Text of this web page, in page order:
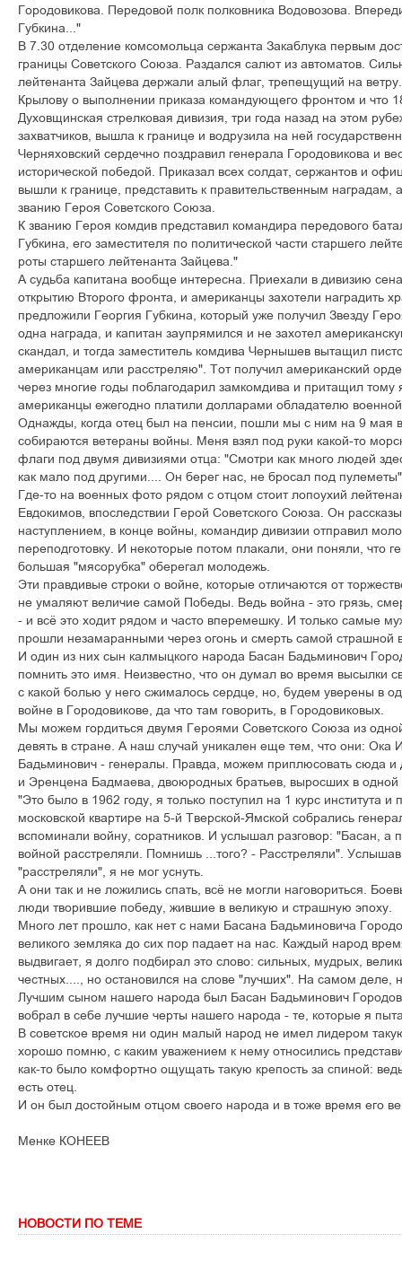
Городовикова. Передовой полк полковника Водовозова.
Губкина..."
В 7.30 отделение комсомольца сержанта Закаблука первым
границы Советского Союза. Раздался салют из автоматов.
лейтенанта Зайцева держали алый флаг, трепещущий на
Крылову о выполнении приказа командующего фронтом и что
Духовщинская стрелковая дивизия, три года назад на этом
захватчиков, вышла к границе и водрузила на ней
Черняховский сердечно поздравил генерала Городовикова и
исторической победой. Приказал всех солдат, сержантов и
вышли к границе, представить к правительственным наградам,
званию Героя Советского Союза.
К званию Героя комдив представил командира передового
Губкина, его заместителя по политической части старшего
роты старшего лейтенанта Зайцева."
А судьба капитана вообще интересна. Приехали в дивизию
открытию Второго фронта, и американцы захотели наградить
предложили Георгия Губкина, который уже получил Звезду
одна награда, и капитан заупрямился и не захотел
скандал, и тогда заместитель комдива Чернышев вытащил
американцам или расстреляю". Тот получил американский
через многие годы поблагодарил замкомдива и притащил тому
американцы ежегодно платили долларами обладателю
Однажды, когда отец был на пенсии, пошли мы с ним на 9 мая в
собираются ветераны войны. Меня взял под руки какой-то
флаги под двумя дивизиями отца: "Смотри как много людей
как мало под другими.... Он берег нас, не бросал под
Где-то на военных фото рядом с отцом стоит лопоухий
Евдокимов, впоследствии Герой Советского Союза. Он
наступлением, в конце войны, командир дивизии отправил
переподготовку. И некоторые потом плакали, они поняли, что
большая "мясорубка" оберегал молодежь.
Эти правдивые строки о войне, которые отличаются от
не умаляют величие самой Победы. Ведь война - это грязь,
- и всё это ходит рядом и часто вперемешку. И только самые
прошли незамаранными через огонь и смерть самой страшной
И один из них сын калмыцкого народа Басан Бадьминович
помнить это имя. Неизвестно, что он думал во время высылки
с какой болью у него сжималось сердце, но, будем уверены в
войне в Городовикове, да что там говорить, в Городовиковых.
Мы можем гордиться двумя Героями Советского Союза из
девять в стране. А наш случай уникален еще тем, что они: Ока
Бадьминович - генералы. Правда, можем приплюсовать сюда и
и Эренцена Бадмаева, двоюродных братьев, выросших в одной
"Это было в 1962 году, я только поступил на 1 курс института
московской квартире на 5-й Тверской-Ямской собрались
вспоминали войну, соратников. И услышал разговор: "Басан, а
войной расстреляли. Помнишь ...того? - Расстреляли". Услышав
"расстреляли", я не мог уснуть.
А они так и не ложились спать, всё не могли наговориться.
люди творившие победу, жившие в великую и страшную эпоху.
Много лет прошло, как нет с нами Басана Бадьминовича
великого земляка до сих пор падает на нас. Каждый народ
выдвигает, я долго подбирал это слово: сильных, мудрых,
честных...., но остановился на слове "лучших". На самом деле,
Лучшим сыном нашего народа был Басан Бадьминович
вобрал в себе лучшие черты нашего народа - те, которые я
В советское время ни один малый народ не имел лидером
хорошо помню, с каким уважением к нему относились
как-то было комфортно ощущать такую крепость за спиной:
есть отец.
И он был достойным отцом своего народа и в тоже время его
Менке КОНЕЕВ
НОВОСТИ ПО ТЕМЕ